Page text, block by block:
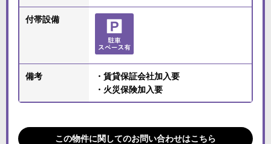
付帯設備
備考
・賃貸保証会社加入要
・火災保険加入要
この物件に関してのお問い合わせはこちら